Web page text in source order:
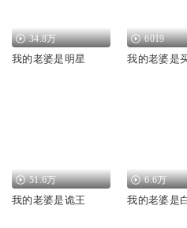
34.8万
我的老婆是明星
6019
我的老婆是
51.6万
我的老婆是诡王
6.6万
我的老婆是